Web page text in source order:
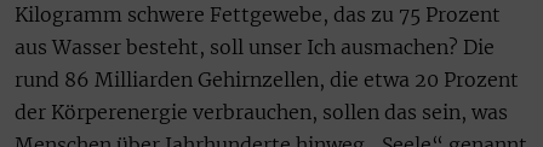
Kilogramm schwere Fettgewebe, das zu 75 Prozent
aus Wasser besteht, soll unser Ich ausmachen? Die
rund 86 Milliarden Gehirnzellen, die etwa 20 Prozent
der Körperenergie verbrauchen, sollen das sein, was